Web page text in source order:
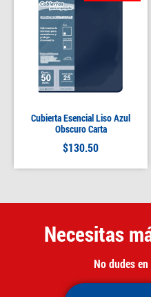
Cubierta Esencial Liso Azul
Obscuro Carta
$130.50
Necesitas
No dudes